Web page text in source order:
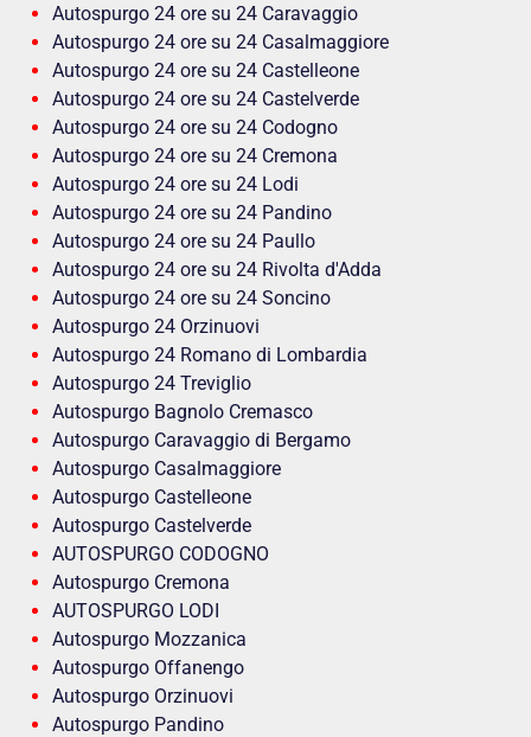
Autospurgo 24 ore su 24 Caravaggio
Autospurgo 24 ore su 24 Casalmaggiore
Autospurgo 24 ore su 24 Castelleone
Autospurgo 24 ore su 24 Castelverde
Autospurgo 24 ore su 24 Codogno
Autospurgo 24 ore su 24 Cremona
Autospurgo 24 ore su 24 Lodi
Autospurgo 24 ore su 24 Pandino
Autospurgo 24 ore su 24 Paullo
Autospurgo 24 ore su 24 Rivolta d'Adda
Autospurgo 24 ore su 24 Soncino
Autospurgo 24 Orzinuovi
Autospurgo 24 Romano di Lombardia
Autospurgo 24 Treviglio
Autospurgo Bagnolo Cremasco
Autospurgo Caravaggio di Bergamo
Autospurgo Casalmaggiore
Autospurgo Castelleone
Autospurgo Castelverde
AUTOSPURGO CODOGNO
Autospurgo Cremona
AUTOSPURGO LODI
Autospurgo Mozzanica
Autospurgo Offanengo
Autospurgo Orzinuovi
Autospurgo Pandino